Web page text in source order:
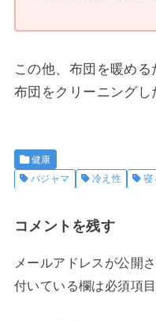
この他、布団を暖める
布団をクリーニングし
健康
パジャマ
冷え性 寝
コメントを残す
メールアドレスが公開
付いている欄は必須項